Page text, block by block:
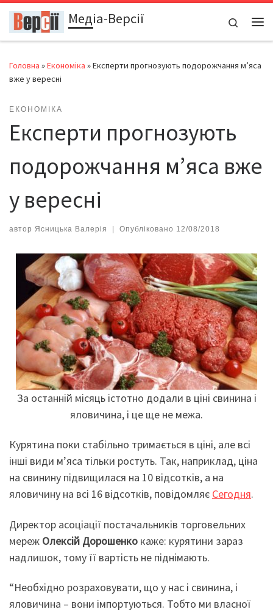
Перейти до вмістуМедіа-Версії
Search
Головна »Економіка »Експерти прогнозують подорожчання м’яса
вже у вересні
ЕКОНОМІКА
Експерти прогнозують
подорожчання м’яса вже
у вересні
автор Ясницька Валерія | Опубліковано 12/08/2018
За останній місяць істотно додали в ціні свинина і
яловичина, і це ще не межа.
Курятина поки стабільно тримається в ціні, але всі
інші види м’яса тільки ростуть. Так, наприклад, ціна
на свинину підвищилася на 10 відсотків, а на
яловичину на всі 16 відсотків, повідомляє Сегодня.
Директор асоціації постачальників торговельних
мереж Олексій Дорошенко каже: курятини зараз
надлишок, тому її вартість не піднімають.
“Необхідно розраховувати, що у нас і свинина, і
яловичина – вони імпортуються. Тобто ми власної